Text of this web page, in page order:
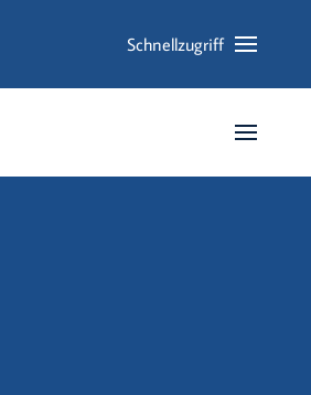
Schnellzugriff